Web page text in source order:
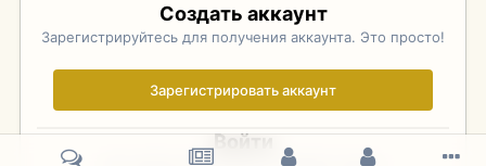
Создать аккаунт
Зарегистрируйтесь для получения аккаунта. Это просто!
Зарегистрировать аккаунт
Войти